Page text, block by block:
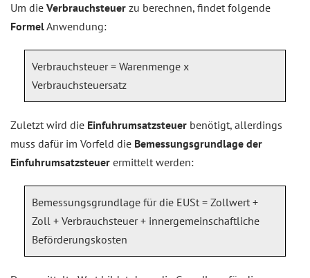
Um die Verbrauchsteuer zu berechnen, findet folgende
FormelAnwendung:
Verbrauchsteuer = Warenmenge x
Verbrauchsteuersatz
Zuletzt wird die Einfuhrumsatzsteuer benötigt, allerdings
muss dafür im Vorfeld die Bemessungsgrundlage der
Einfuhrumsatzsteuer ermittelt werden:
Bemessungsgrundlage für die EUSt = Zollwert +
Zoll + Verbrauchsteuer + innergemeinschaftliche
Beförderungskosten